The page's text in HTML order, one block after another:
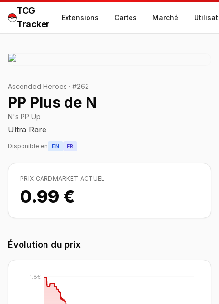
TCG
Tracker
Extensions Cartes Marché
Ascended Heroes · #262
PP Plus de N
N's PP Up
Ultra Rare
Disponible en EN FR
PRIX CARDMARKET ACTUEL
0.99 €
Évolution du prix
1.8€